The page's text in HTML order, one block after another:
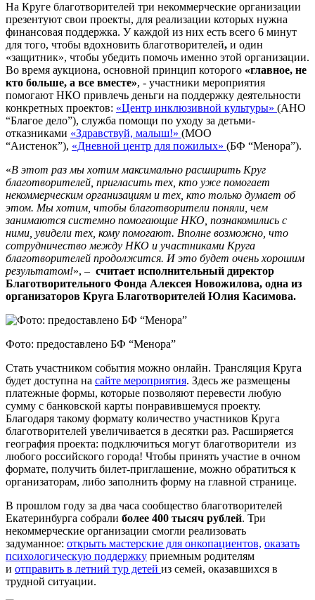
На Круге благотворителей три некоммерческие организации
презентуют свои проекты, для реализации которых нужна
финансовая поддержка. У каждой из них есть всего 6 минут
для того, чтобы вдохновить благотворителей, и один
«защитник», чтобы убедить помочь именно этой организации.
Во время аукциона, основной принцип которого «главное, не
кто больше, а все вместе», - участники мероприятия
помогают НКО привлечь деньги на поддержку деятельности
конкретных проектов: «Центр инклюзивной культуры» (АНО
“Благое дело”), служба помощи по уходу за детьми-
отказниками «Здравствуй, малыш!» (МОО
“Аистенок”), «Дневной центр для пожилых» (БФ “Менора”).
«В этот раз мы хотим максимально расширить Круг
благотворителей, пригласить тех, кто уже помогает
некоммерческим организациям и тех, кто только думает об
этом. Мы хотим, чтобы благотворители поняли, чем
занимаются системно помогающие НКО, познакомились с
ними, увидели тех, кому помогают. Вполне возможно, что
сотрудничество между НКО и участниками Круга
благотворителей продолжится. И это будет очень хорошим
результатом!», – считает исполнительный директор
Благотворительного Фонда Алексея Новожилова, одна из
организаторов Круга Благотворителей Юлия Касимова.
Фото: предоставлено БФ “Менора”
Стать участником события можно онлайн. Трансляция Круга
будет доступна на сайте мероприятия. Здесь же размещены
платежные формы, которые позволяют перевести любую
сумму с банковской карты понравившемуся проекту.
Благодаря такому формату количество участников Круга
благотворителей увеличивается в десятки раз. Расширяется
география проекта: подключиться могут благотворители из
любого российского города! Чтобы принять участие в очном
формате, получить билет-приглашение, можно обратиться к
организаторам, либо заполнить форму на главной странице.
В прошлом году за два часа сообщество благотворителей
Екатеринбурга собрали более 400 тысяч рублей. Три
некоммерческие организации смогли реализовать
задуманное: открыть мастерские для онкопациентов, оказать
психологическую поддержку приемным родителям
и отправить в летний тур детей из семей, оказавшихся в
трудной ситуации.